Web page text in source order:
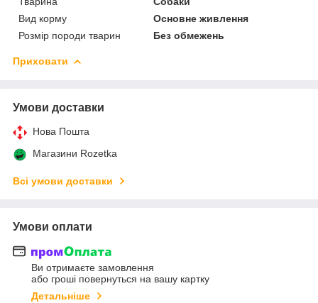
Вид корму
Основне живлення
Розмір породи тварин
Без обмежень
Приховати
Умови доставки
Нова Пошта
Магазини Rozetka
Всі умови доставки
Умови оплати
Ви отримаєте замовлення
або гроші повернуться на вашу картку
Детальніше